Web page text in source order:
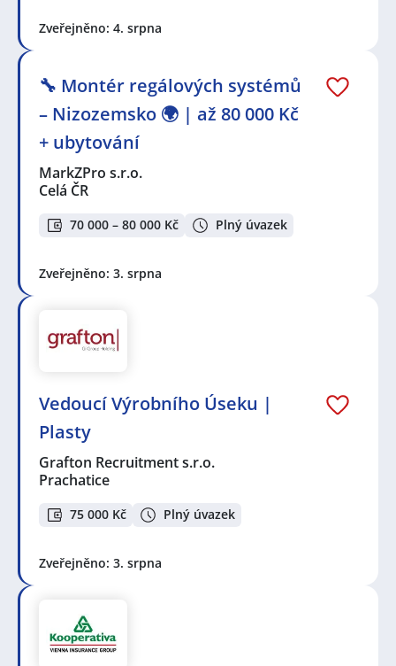
Zveřejněno: 4. srpna
🔧 Montér regálových systémů
– Nizozemsko 🌍 | až 80 000 Kč
+ ubytování
MarkZPro s.r.o.
Celá ČR
70 000 – 80 000 Kč Plný úvazek
Zveřejněno: 3. srpna
Vedoucí Výrobního Úseku |
Plasty
Grafton Recruitment s.r.o.
Prachatice
75 000 Kč Plný úvazek
Zveřejněno: 3. srpna